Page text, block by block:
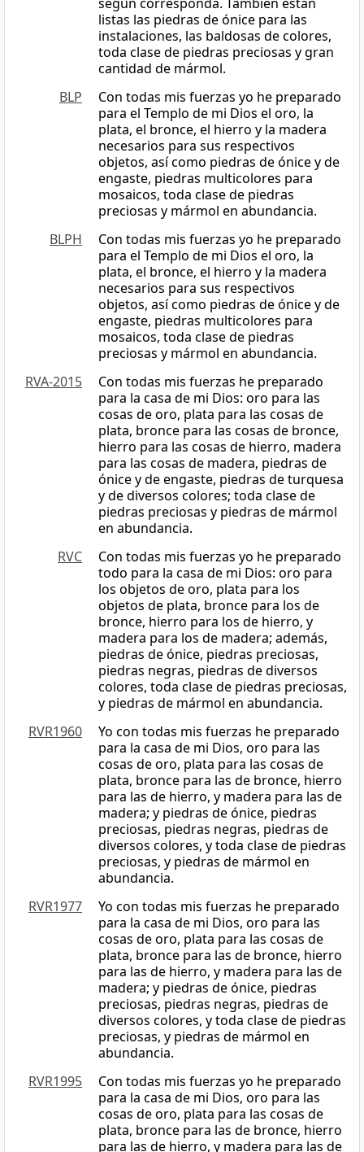
listas las piedras de ónice para las
instalaciones, las baldosas de colores,
toda clase de piedras preciosas y gran
cantidad de mármol.
BLP
Con todas mis fuerzas yo he preparado
para el Templo de mi Dios el oro, la
plata, el bronce, el hierro y la madera
necesarios para sus respectivos
objetos, así como piedras de ónice y de
engaste, piedras multicolores para
mosaicos, toda clase de piedras
preciosas y mármol en abundancia.
BLPH
Con todas mis fuerzas yo he preparado
para el Templo de mi Dios el oro, la
plata, el bronce, el hierro y la madera
necesarios para sus respectivos
objetos, así como piedras de ónice y de
engaste, piedras multicolores para
mosaicos, toda clase de piedras
preciosas y mármol en abundancia.
RVA-2015
Con todas mis fuerzas he preparado
para la casa de mi Dios: oro para las
cosas de oro, plata para las cosas de
plata, bronce para las cosas de bronce,
hierro para las cosas de hierro, madera
para las cosas de madera, piedras de
ónice y de engaste, piedras de turquesa
y de diversos colores; toda clase de
piedras preciosas y piedras de mármol
en abundancia.
RVC
Con todas mis fuerzas yo he preparado
todo para la casa de mi Dios: oro para
los objetos de oro, plata para los
objetos de plata, bronce para los de
bronce, hierro para los de hierro, y
madera para los de madera; además,
piedras de ónice, piedras preciosas,
piedras negras, piedras de diversos
colores, toda clase de piedras preciosas,
y piedras de mármol en abundancia.
RVR1960
Yo con todas mis fuerzas he preparado
para la casa de mi Dios, oro para las
cosas de oro, plata para las cosas de
plata, bronce para las de bronce, hierro
para las de hierro, y madera para las de
madera; y piedras de ónice, piedras
preciosas, piedras negras, piedras de
diversos colores, y toda clase de piedras
preciosas, y piedras de mármol en
abundancia.
RVR1977
Yo con todas mis fuerzas he preparado
para la casa de mi Dios, oro para las
cosas de oro, plata para las cosas de
plata, bronce para las de bronce, hierro
para las de hierro, y madera para las de
madera; y piedras de ónice, piedras
preciosas, piedras negras, piedras de
diversos colores, y toda clase de piedras
preciosas, y piedras de mármol en
abundancia.
RVR1995
Con todas mis fuerzas yo he preparado
para la casa de mi Dios, oro para las
cosas de oro, plata para las cosas de
plata, bronce para las de bronce, hierro
para las de hierro, y madera para las de